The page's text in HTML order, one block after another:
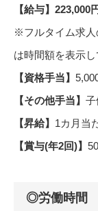
【給与】223,000
※フルタイム求人
は時間額を表示し
【資格手当】
【その他手当】 子
【昇給】 1カ月当
【賞与(年2回)】
◎労働時間